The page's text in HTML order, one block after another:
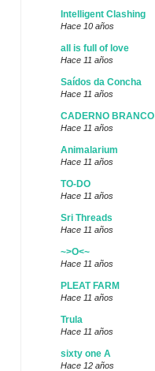
Intelligent Clashing
Hace 10 años
all is full of love
Hace 11 años
Saídos da Concha
Hace 11 años
CADERNO BRANCO
Hace 11 años
Animalarium
Hace 11 años
TO-DO
Hace 11 años
Sri Threads
Hace 11 años
~>O<~
Hace 11 años
PLEAT FARM
Hace 11 años
Trula
Hace 11 años
sixty one A
Hace 12 años